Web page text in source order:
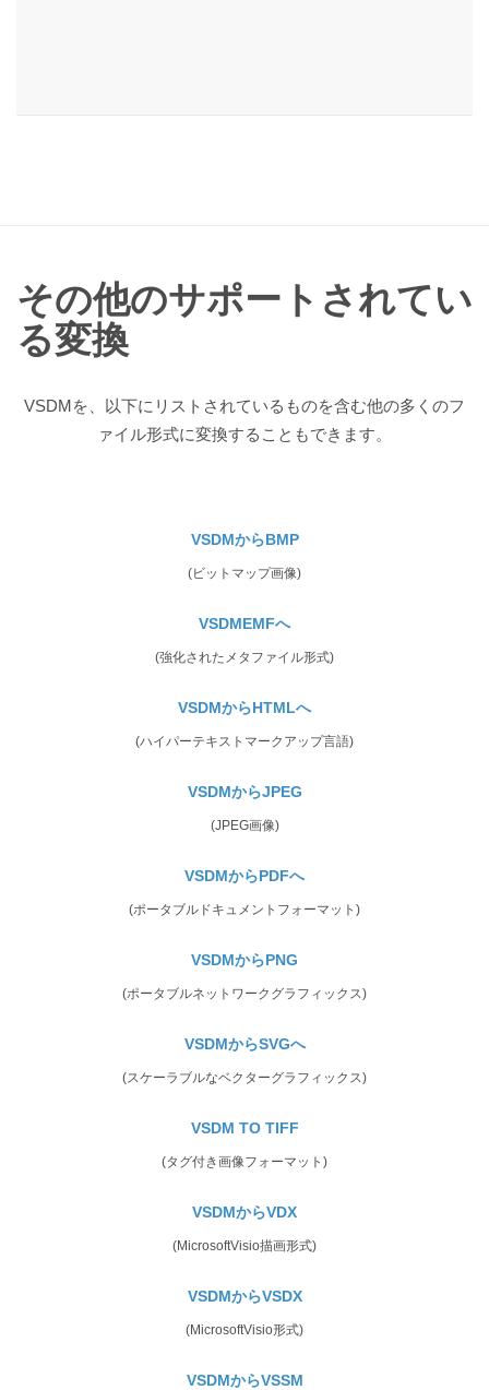
その他のサポートされてい
る変換
VSDMを、以下にリストされているものを含む他の多くのフ
ァイル形式に変換することもできます。
VSDMからBMP
(ビットマップ画像)
VSDMEMFへ
(強化されたメタファイル形式)
VSDMからHTMLへ
(ハイパーテキストマークアップ言語)
VSDMからJPEG
(JPEG画像)
VSDMからPDFへ
(ポータブルドキュメントフォーマット)
VSDMからPNG
(ポータブルネットワークグラフィックス)
VSDMからSVGへ
(スケーラブルなベクターグラフィックス)
VSDM TO TIFF
(タグ付き画像フォーマット)
VSDMからVDX
(MicrosoftVisio描画形式)
VSDMからVSDX
(MicrosoftVisio形式)
VSDMからVSSM